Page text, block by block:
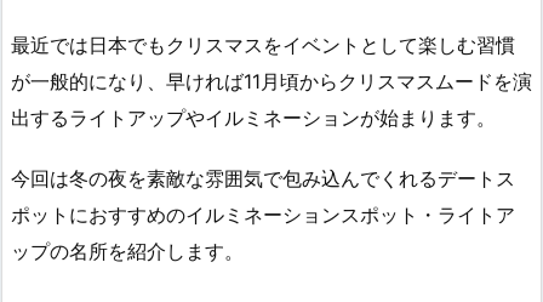
最近では日本でもクリスマスをイベントとして楽しむ習慣
が一般的になり、早ければ11月頃からクリスマスムードを演
出するライトアップやイルミネーションが始まります。
今回は冬の夜を素敵な雰囲気で包み込んでくれるデートス
ポットにおすすめのイルミネーションスポット・ライトア
ップの名所を紹介します。